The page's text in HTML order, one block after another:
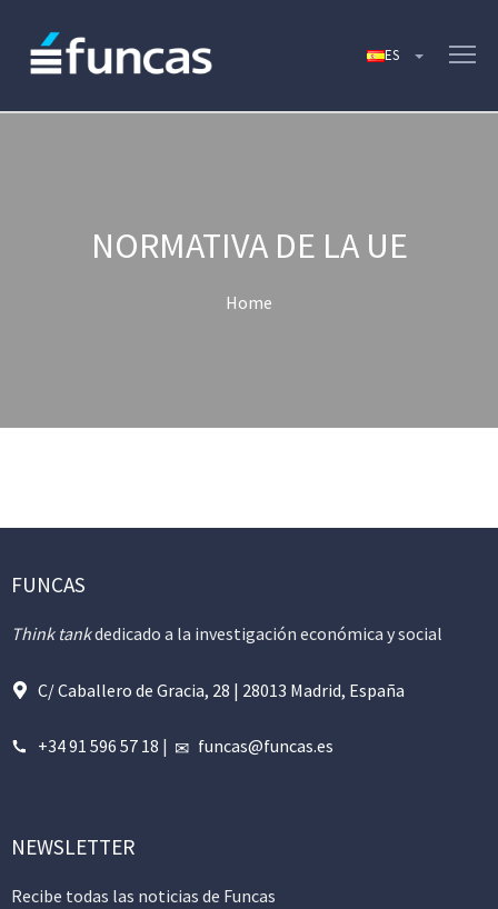
NORMATIVA DE LA UE
Home
FUNCAS
Think tankdedicado a la investigación económica y social
C/ Caballero de Gracia, 28 | 28013 Madrid, España
+34 91 596 57 18 | funcas@funcas.es
NEWSLETTER
Recibe todas las noticias de Funcas